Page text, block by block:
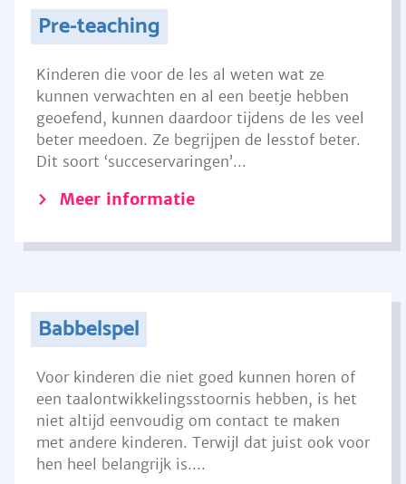
Pre-teaching
Kinderen die voor de les al weten wat ze
kunnen verwachten en al een beetje hebben
geoefend, kunnen daardoor tijdens de les veel
beter meedoen. Ze begrijpen de lesstof beter.
Dit soort ‘succeservaringen’...
Meer informatie
Babbelspel
Voor kinderen die niet goed kunnen horen of
een taalontwikkelingsstoornis hebben, is het
niet altijd eenvoudig om contact te maken
met andere kinderen. Terwijl dat juist ook voor
hen heel belangrijk is....